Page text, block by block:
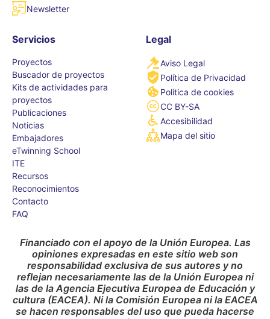
Newsletter
Servicios
Proyectos
Buscador de proyectos
Kits de actividades para
proyectos
Publicaciones
Noticias
Embajadores
eTwinning School
ITE
Recursos
Reconocimientos
Contacto
FAQ
Legal
Aviso Legal
Política de Privacidad
Política de cookies
CC BY-SA
Accesibilidad
Mapa del sitio
Financiado con el apoyo de la Unión Europea. Las
opiniones expresadas en este sitio web son
responsabilidad exclusiva de sus autores y no
reflejan necesariamente las de la Unión Europea ni
las de la Agencia Ejecutiva Europea de Educación y
cultura (EACEA). Ni la Comisión Europea ni la EACEA
se hacen responsables del uso que pueda hacerse